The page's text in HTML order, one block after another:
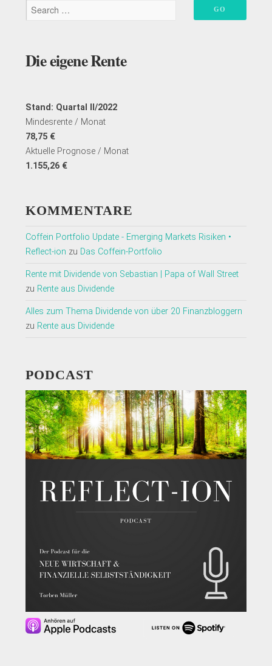
Die eigene Rente
Stand: Quartal II/2022
Mindesrente / Monat
78,75 €
Aktuelle Prognose / Monat
1.155,26 €
KOMMENTARE
Coffein Portfolio Update - Emerging Markets Risiken •
Reflect-ion zu Das Coffein-Portfolio
Rente mit Dividende von Sebastian | Papa of Wall Street
zu Rente aus Dividende
Alles zum Thema Dividende von über 20 Finanzbloggern
zu Rente aus Dividende
PODCAST